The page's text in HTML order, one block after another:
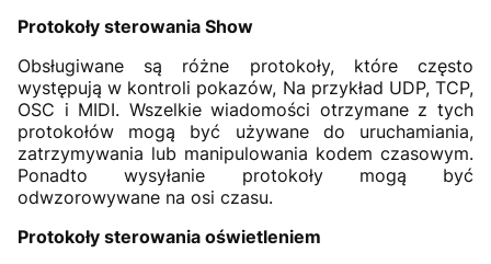
Protokoły sterowania Show
Obsługiwane są różne protokoły, które często
występują w kontroli pokazów, Na przykład UDP, TCP,
OSC i MIDI. Wszelkie wiadomości otrzymane z tych
protokołów mogą być używane do uruchamiania,
zatrzymywania lub manipulowania kodem czasowym.
Ponadto wysyłanie protokoły mogą być
odwzorowywane na osi czasu.
Protokoły sterowania oświetleniem